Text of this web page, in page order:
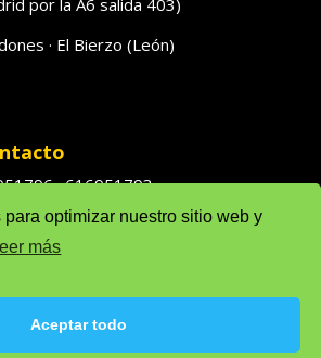
optimizar nuestro sitio web y
más
Aceptar todo
por la A6 salida 403)
· El Bierzo (León)
· 616951793